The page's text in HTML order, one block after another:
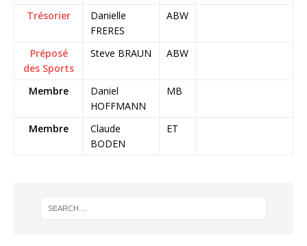
Trésorier
Danielle
FRERES
ABW
Préposé
des Sports
Steve BRAUN ABW
Membre
Daniel
HOFFMANN
MB
Membre
Claude
BODEN
ET